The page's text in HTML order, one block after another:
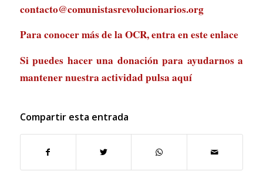
contacto@comunistasrevolucionarios.org
Para conocer más de la OCR, entra eneste enlace
Si puedes hacer una donación para ayudarnos a
mantener nuestra actividad pulsa aquí
Compartir esta entrada